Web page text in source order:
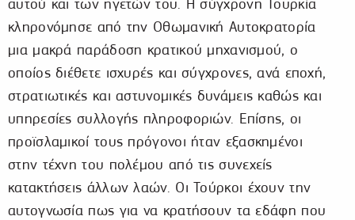
αυτού και των ηγετών του. Η σύγχρονη Τουρκία
κληρονόμησε από την Οθωμανική Αυτοκρατορία
μια μακρά παράδοση κρατικού μηχανισμού, ο
οποίος διέθετε ισχυρές και σύγχρονες, ανά εποχή,
στρατιωτικές και αστυνομικές δυνάμεις καθώς και
υπηρεσίες συλλογής πληροφοριών. Επίσης, οι
προϊσλαμικοί τους πρόγονοι ήταν εξασκημένοι
στην τέχνη του πολέμου από τις συνεχείς
κατακτήσεις άλλων λαών. Οι Τούρκοι έχουν την
αυτογνωσία πως για να κρατήσουν τα εδάφη που